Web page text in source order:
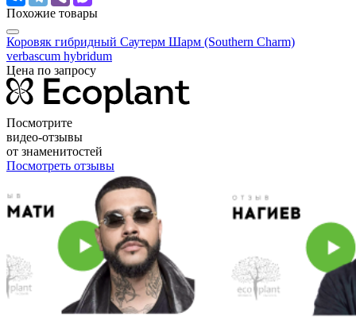
Похожие товары
Коровяк гибридный Саутерм Шарм (Southern Charm)
verbascum hybridum
Цена по запросу
Посмотрите
видео-отзывы
от знаменитостей
Посмотреть отзывы